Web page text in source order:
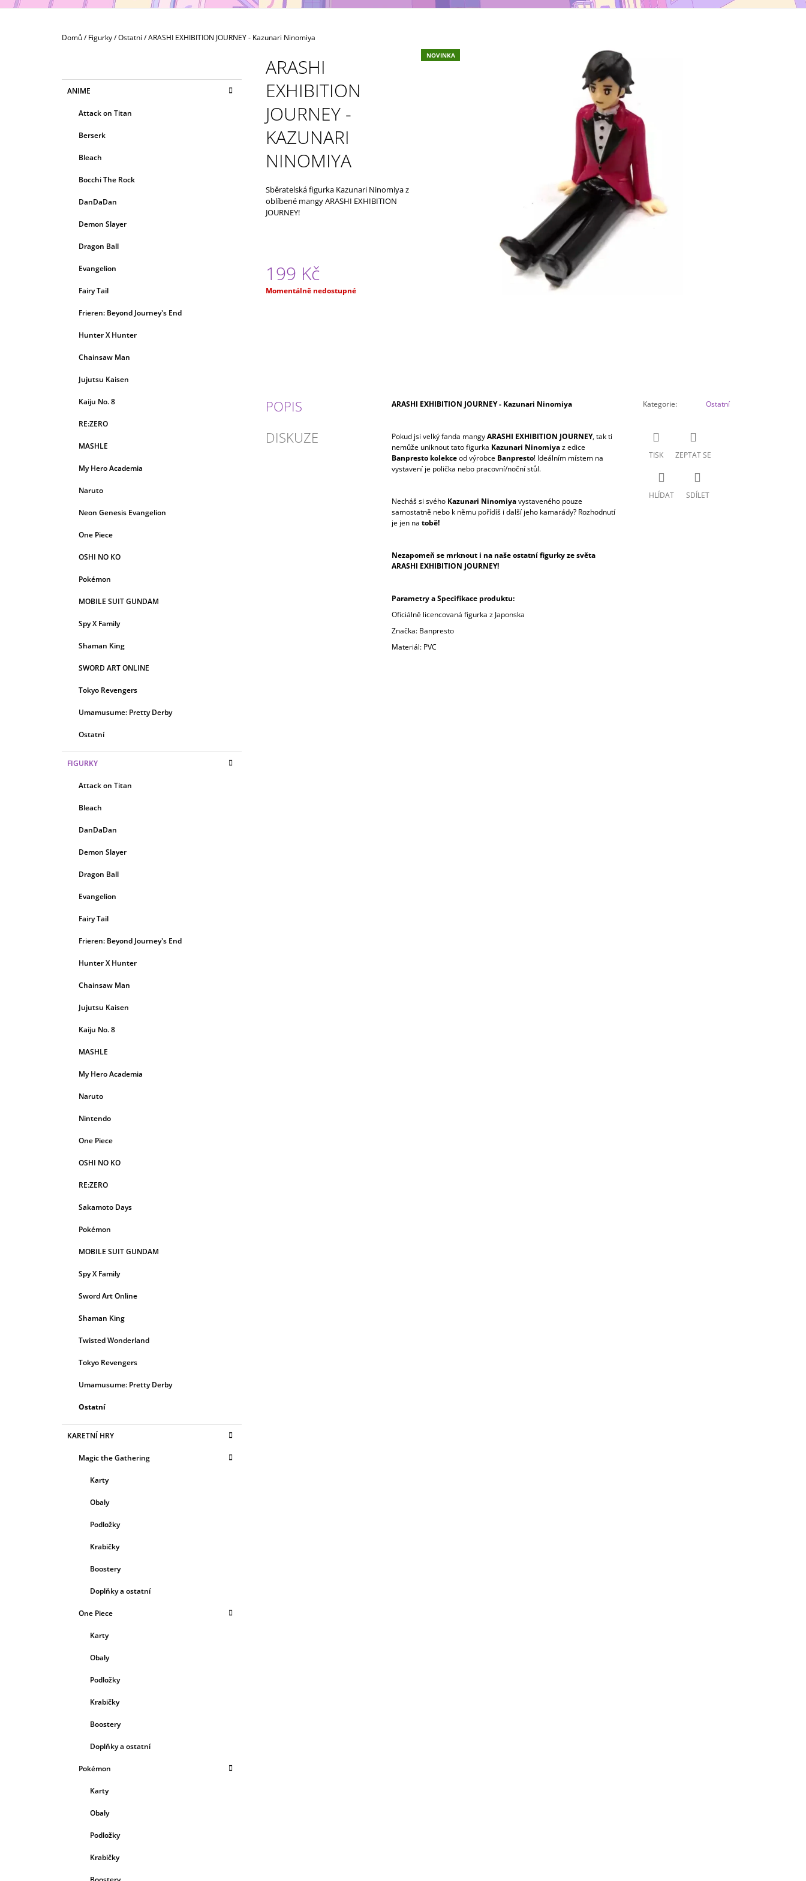
Domů/ Figurky/Ostatní/ARASHI EXHIBITION JOURNEY - Kazunari Ninomiya
kategorie
K
AANIME
Attack on Titan
Berserk
Bleach
Bocchi The Rock
DanDaDan
Demon Slayer
Dragon Ball
Evangelion
Fairy Tail
Frieren: Beyond Journey's End
Hunter X Hunter
Chainsaw Man
Jujutsu Kaisen
Kaiju No. 8
RE:ZERO
MASHLE
My Hero Academia
Naruto
Neon Genesis Evangelion
One Piece
OSHI NO KO
Pokémon
MOBILE SUIT GUNDAM
Spy X Family
Shaman King
SWORD ART ONLINE
Tokyo Revengers
Umamusume: Pretty Derby
Ostatní
FIGURKY
Attack on Titan
Bleach
DanDaDan
Demon Slayer
Dragon Ball
Evangelion
Fairy Tail
Frieren: Beyond Journey's End
Hunter X Hunter
Chainsaw Man
Jujutsu Kaisen
Kaiju No. 8
MASHLE
My Hero Academia
Naruto
Nintendo
One Piece
OSHI NO KO
RE:ZERO
Sakamoto Days
Pokémon
MOBILE SUIT GUNDAM
Spy X Family
Sword Art Online
Shaman King
Twisted Wonderland
Tokyo Revengers
Umamusume: Pretty Derby
Ostatní
KARETNÍ HRY
Magic the Gathering
Karty
Obaly
Podložky
Krabičky
Boostery
Doplňky a ostatní
One Piece
Karty
Obaly
Podložky
Krabičky
Boostery
Doplňky a ostatní
Pokémon
Karty
Obaly
Podložky
Krabičky
ARASHI
EXHIBITION
JOURNEY -
KAZUNARI
NINOMIYA
NOVINKA
Sběratelská figurka Kazunari Ninomiya z
oblíbené mangy ARASHI EXHIBITION
JOURNEY!
199 Kč
Měrná
Momentálně nedostupné
POPIS
DISKUZE
ARASHI EXHIBITION JOURNEY - Kazunari Ninomiya
Pokud jsi velký fanda mangyARASHI EXHIBITION JOURNEY, tak ti
nemůže uniknout tato figurka Kazunari Ninomiyaz edice
Banpresto kolekceod výrobce Banpresto! Ideálním místem na
vystavení je polička nebo pracovní/noční stůl.
Necháš si svého Kazunari Ninomiyavystaveného pouze
samostatně nebo k němu pořídíš i další jeho kamarády? Rozhodnutí
je jen na tobě!
Nezapomeň se mrknout i na naše ostatní figurky ze světa
ARASHI EXHIBITION JOURNEY!
Parametry a Specifikace produktu:
Oficiálně licencovaná figurka z Japonska
Značka: Banpresto
Materiál: PVC
Kategorie: Ostatní
TISK ZEPTAT SE
HLÍDAT SDÍLET